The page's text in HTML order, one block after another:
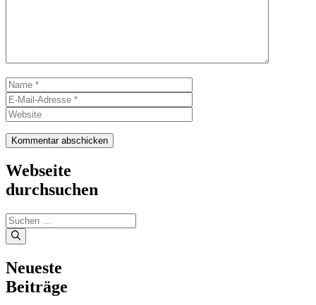
Name
Mail-
Adresse
Webseite
durchsuchen
Suchen
nach:
Neueste
Beiträge